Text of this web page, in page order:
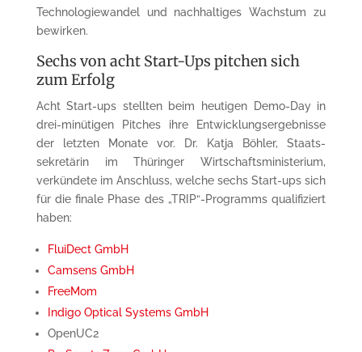
Technologiewandel und nachhaltiges Wachstum zu
bewirken.
Sechs von acht Start-Ups pitchen sich
zum Erfolg
Acht Start-ups stellten beim heutigen Demo-Day in
drei-minütigen Pitches ihre Entwicklungs­ergebnisse
der letzten Monate vor. Dr. Katja Böhler, Staats­
sekretärin im Thüringer Wirtschafts­ministerium,
verkündete im Anschluss, welche sechs Start-ups sich
für die finale Phase des „TRIP“-Programms qualifiziert
haben:
FluiDect GmbH
Camsens GmbH
FreeMom
Indigo Optical Systems GmbH
OpenUC2